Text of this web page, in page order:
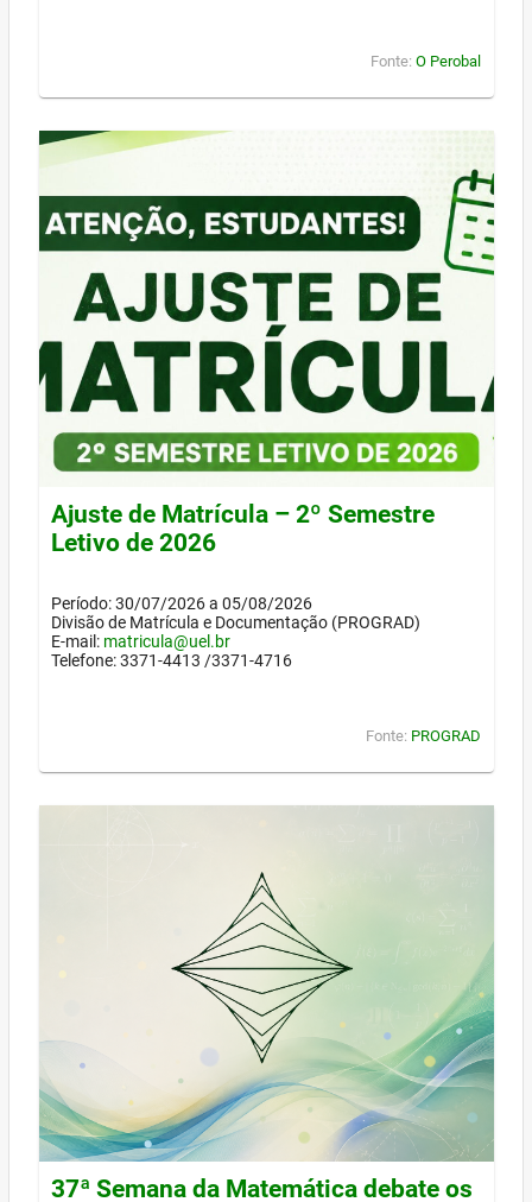
Fonte: O Perobal
Ajuste de Matrícula – 2º Semestre
Letivo de 2026
Período: 30/07/2026 a 05/08/2026
Divisão de Matrícula e Documentação (PROGRAD)
E-mail: matricula@uel.br
Telefone: 3371-4413 /3371-4716
Fonte: PROGRAD
37ª Semana da Matemática debate os